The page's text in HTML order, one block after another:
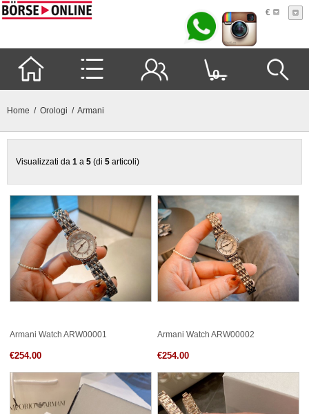
€
0
Home / Orologi / Armani
Visualizzati da 1 a 5 (di 5 articoli)
Armani Watch ARW00001
€254.00
Armani Watch ARW00002
€254.00